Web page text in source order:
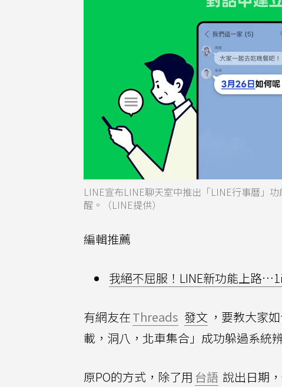
LINE宣布LINE聊天室中推出「LINE行事曆」
醒。（LINE提供）
編輯推薦
我絕不屈服！LINE新功能上路
有網友在Threads 發文 ，要教大家
載，洞八，北車集合」成功躲過系統
原PO的方式，除了用 台語 說出日期